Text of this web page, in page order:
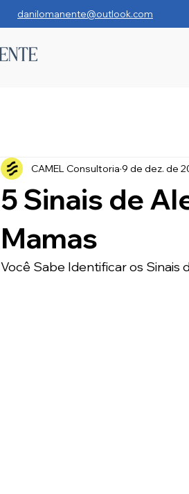
danilomanente@outlook.com
5 Sinais de
Mamas
CAMEL Consultoria 9 de dez. de
Você Sabe Identificar os Sinais